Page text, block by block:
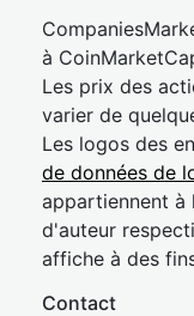
à
Les prix des
varier de
Les logos des
de données de
appartiennent à
d'auteur
affiche à des
Contact